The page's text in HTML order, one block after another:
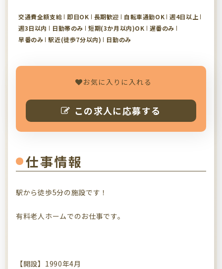
交通費全額支給 即日OK 長期歓迎 自転車通勤OK
週4日以上
週3日以内
日勤帯のみ 短期(3か月以内)OK
遅番のみ
早番のみ
駅近(徒歩7分以内) 日勤のみ
お気に入りに入れる
この求人に応募する
仕事情報
駅から徒歩5分の施設です！
有料老人ホームでのお仕事です。
【開設】1990年4月